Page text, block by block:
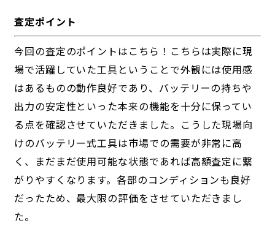
査定ポイント
今回の査定のポイントはこちら！こちらは実際に現
場で活躍していた工具ということで外観には使用感
はあるものの動作良好であり、バッテリーの持ちや
出力の安定性といった本来の機能を十分に保ってい
る点を確認させていただきました。こうした現場向
けのバッテリー式工具は市場での需要が非常に高
く、まだまだ使用可能な状態であれば高額査定に繋
がりやすくなります。各部のコンディションも良好
だったため、最大限の評価をさせていただきまし
た。